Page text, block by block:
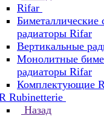
Rifar
Биметаллические
радиаторы Rifar
Вертикальные
Монолитные
радиаторы Rifar
Комплектующие
Rubinetterie
Назад